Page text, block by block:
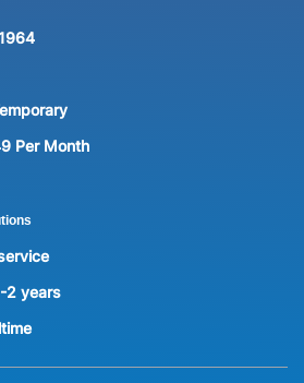
Per Month
2 years